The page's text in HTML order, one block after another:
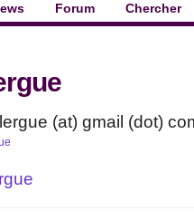
Forum Chercher
(at) gmail (dot)